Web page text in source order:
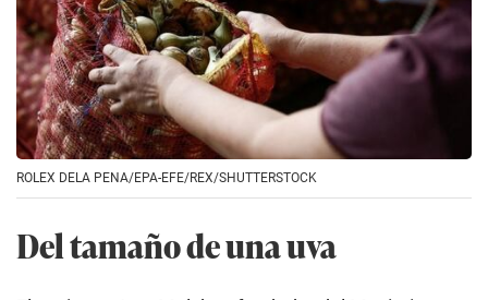
ROLEX DELA PENA/EPA-EFE/REX/SHUTTERSTOCK
Del tamaño de una uva